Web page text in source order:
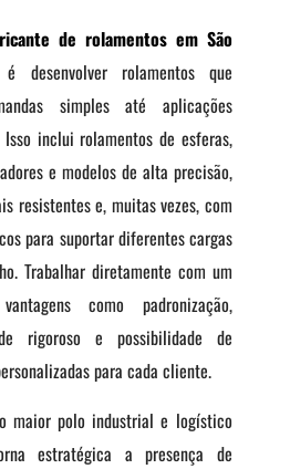
de rolamentos em São
é desenvolver rolamentos que
simples até aplicações
inclui rolamentos de esferas,
e modelos de alta precisão,
resistentes e, muitas vezes, com
para suportar diferentes cargas
Trabalhar diretamente com um
como padronização,
rigoroso e possibilidade de
para cada cliente.
maior polo industrial e logístico
estratégica a presença de